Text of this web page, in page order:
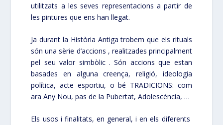
utilitzats a les seves representacions a partir de
les pintures que ens han llegat.
Ja durant la Història Antiga trobem que els rituals
són una sèrie d’accions , realitzades principalment
pel seu valor simbòlic . Són accions que estan
basades en alguna creença, religió, ideologia
política, acte esportiu, o bé TRADICIONS: com
ara Any Nou, pas de la Pubertat, Adolescència, …
Els usos i finalitats, en general, i en els diferents